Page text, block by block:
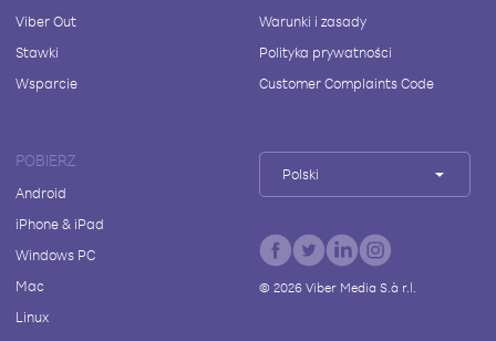
Viber Out
Stawki
Wsparcie
Warunki i zasady
Polityka prywatności
Customer Complaints Code
POBIERZ
Android
iPhone & iPad
Windows PC
Mac
Linux
Polski
© 2026Viber Media S.à r.l.